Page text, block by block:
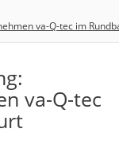
va-Q-tec im
va-Q-tec